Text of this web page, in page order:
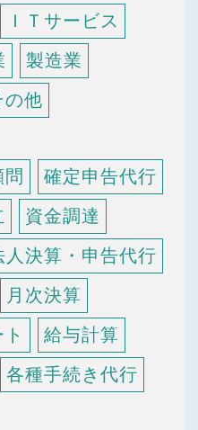
ＩＴサービス
製造業
の他
確定申告代行
資金調達
人決算・申告代行
月次決算
給与計算
各種手続き代行